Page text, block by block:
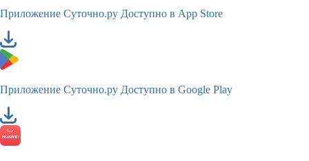
Приложение Суточно.ру Доступно в App Store
Приложение Суточно.ру Доступно в Google Play